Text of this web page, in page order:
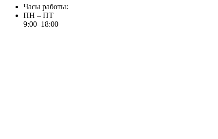
Часы работы:
ПН – ПТ
9:00–18:00